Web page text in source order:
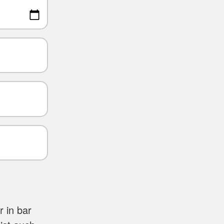
in bar